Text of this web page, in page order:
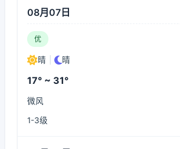
08月07日
优
晴 晴
17° ~ 31°
微风
1-3级